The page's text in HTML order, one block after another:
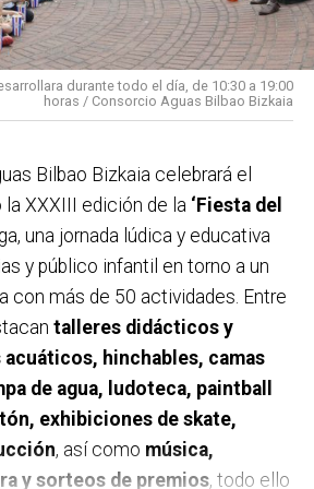
durante todo el día, de 10:30 a 19:00
horas / Consorcio Aguas Bilbao Bizkaia
Bilbao Bizkaia celebrará el
XXXIII edición de la ‘Fiesta del
una jornada lúdica y educativa
y público infantil en torno a un
con más de 50 actividades. Entre
talleres didácticos y
hinchables, camas
de agua, ludoteca, paintball
exhibiciones de skate,
, así como música,
y sorteos de premios, todo ello